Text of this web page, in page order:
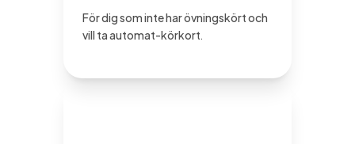
För dig som inte har övningskört och
vill ta automat-körkort.